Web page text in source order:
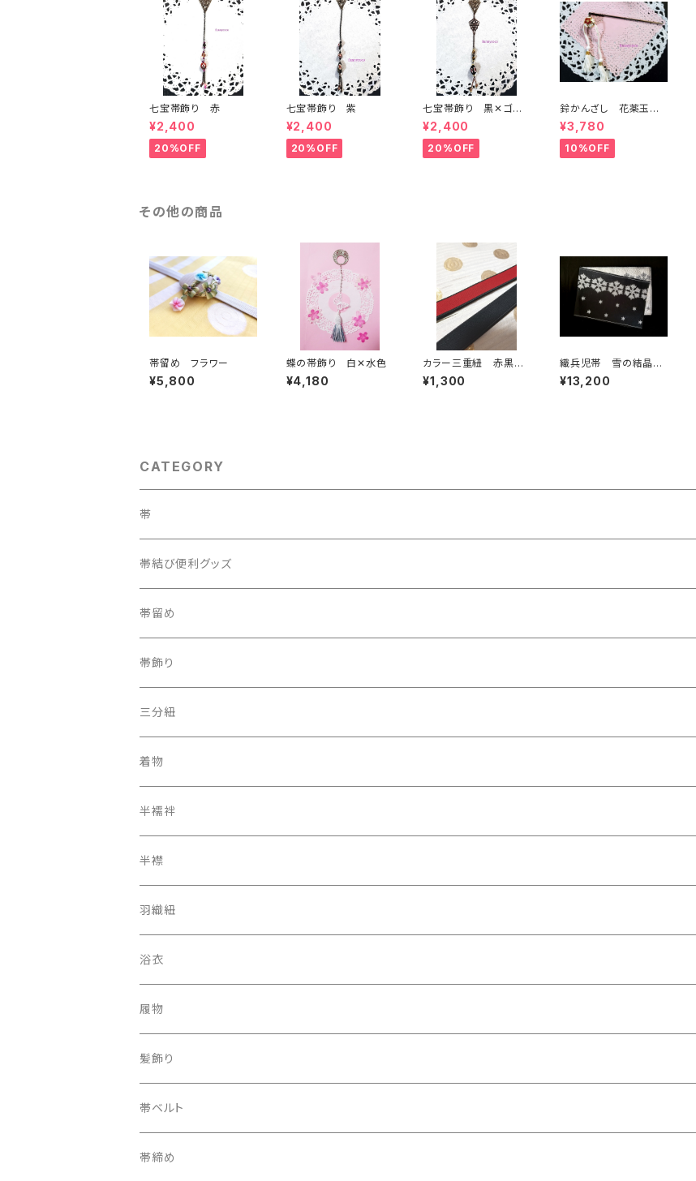
七宝帯飾り 赤
¥2,400
20%OFF
七宝帯飾り 紫
¥2,400
20%OFF
七宝帯飾り 黒✕ゴー
ルド
¥2,400
20%OFF
鈴かんざし 花薬玉
白✕赤
¥3,780
10%OFF
その他の商品
帯留め フラワー
¥5,800
蝶の帯飾り 白✕水色
¥4,180
カラー三重紐 赤黒リ
バーシブル✕黒
¥1,300
織兵児帯 雪の結晶
黒×シルバー(リバーシ
ブル)
¥13,200
CATEGORY
帯
織兵児帯
半幅帯
夏帯
京袋帯
レトロ、アンティーク
帯結び便利グッズ
カラー三重紐
自装用カラー三重紐
レーシーちゃん
帯留め
古布
その他
帯飾り
三分紐
着物
オリジナルキモノ
アンティーク レトロ
半襦袢
二部式長襦袢
半襟
羽織紐
浴衣
履物
下駄
髪飾り
帯ベルト
帯締め